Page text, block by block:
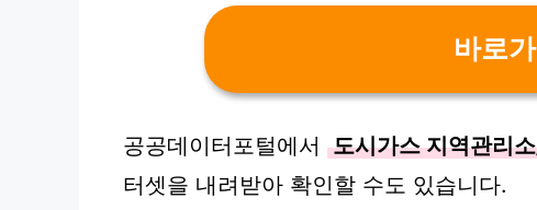
바로가
공공데이터포털에서 도시가스 지역관리
터셋을 내려받아 확인할 수도 있습니다.